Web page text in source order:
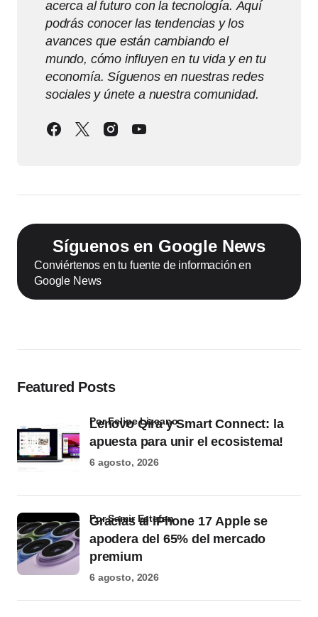
acerca al futuro con la tecnología. Aquí
podrás conocer las tendencias y los
avances que están cambiando el
mundo, cómo influyen en tu vida y en tu
economía. Síguenos en nuestras redes
sociales y únete a nuestra comunidad.
Síguenos en Google News
Conviértenos en tu fuente de información en
Google News
Featured Posts
Lenovo Qira y Smart Connect: la
apuesta para unir el ecosistema!
por Felipe Lizcano
6 agosto, 2026
Gracias al iPhone 17 Apple se
apodera del 65% del mercado
premium
por Samir Estefan
6 agosto, 2026